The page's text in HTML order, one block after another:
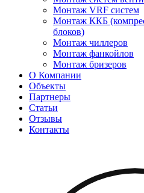
Монтаж VRF систем
Монтаж ККБ
блоков)
Монтаж чиллеров
Монтаж фанкойлов
Монтаж бризеров
О Компании
Объекты
Партнеры
Статьи
Отзывы
Контакты